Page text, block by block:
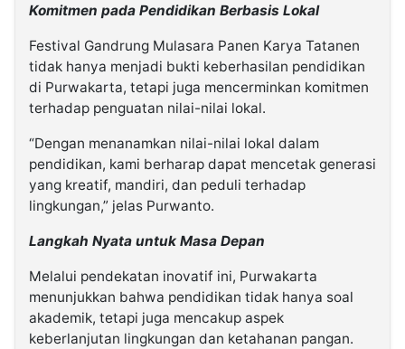
Komitmen pada Pendidikan Berbasis Lokal
Festival Gandrung Mulasara Panen Karya Tatanen
tidak hanya menjadi bukti keberhasilan pendidikan
di Purwakarta, tetapi juga mencerminkan komitmen
terhadap penguatan nilai-nilai lokal.
“Dengan menanamkan nilai-nilai lokal dalam
pendidikan, kami berharap dapat mencetak generasi
yang kreatif, mandiri, dan peduli terhadap
lingkungan,” jelas Purwanto.
Langkah Nyata untuk Masa Depan
Melalui pendekatan inovatif ini, Purwakarta
menunjukkan bahwa pendidikan tidak hanya soal
akademik, tetapi juga mencakup aspek
keberlanjutan lingkungan dan ketahanan pangan.